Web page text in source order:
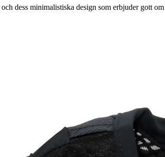
dess minimalistiska design som erbjuder gott